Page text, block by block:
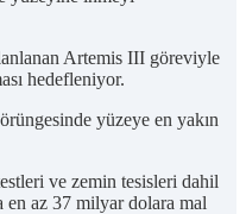
Artemis III göreviyle
hedefleniyor.
yüzeye en yakın
ve zemin tesisleri dahil
az 37 milyar dolara mal